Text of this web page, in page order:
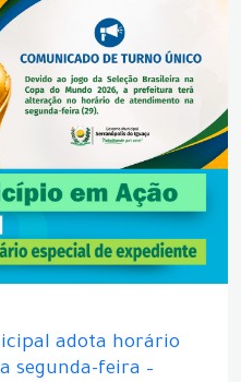
adota horário
segunda-feira –